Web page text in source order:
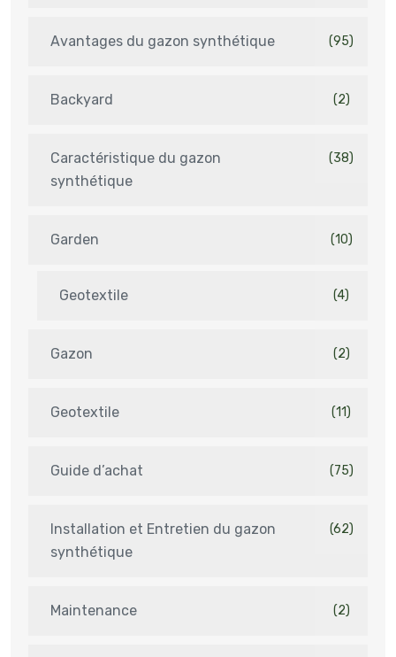
Avantages du gazon synthétique (95)
Backyard (2)
Caractéristique du gazon
synthétique
(38)
Garden (10)
Geotextile (4)
Gazon (2)
Geotextile (11)
Guide d’achat (75)
Installation et Entretien du gazon
synthétique
(62)
Maintenance (2)